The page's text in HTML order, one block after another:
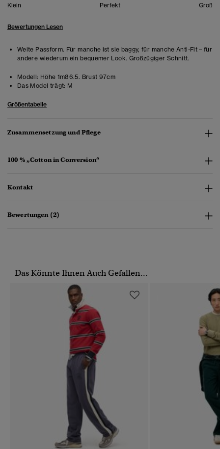
Klein Perfekt Groß
Bewertungen Lesen
Weite Passform. Für manche ist sie baggy, für manche Anti-Fit – für
andere wiederum ein bequemer Look. Großzügiger Schnitt.
Modell: Höhe 1m86.5. Brust 97cm
Das Model trägt: M
Größentabelle
Zusammensetzung und Pflege
100 % „Cotton in Conversion“
Kontakt
Bewertungen (2)
Das Könnte Ihnen Auch Gefallen...